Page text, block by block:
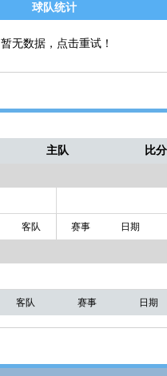
球队统计
暂无数据，点击重试！
主队 比分
客队 赛事 日期
客队 赛事 日期